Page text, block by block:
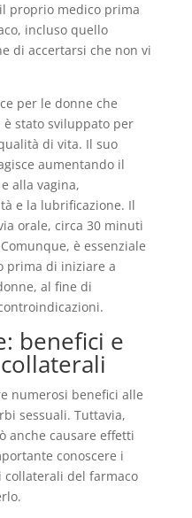
proprio medico prima
incluso quello
di accertarsi che non vi
per le donne che
stato sviluppato per
di vita. Il suo
aumentando il
alla vagina,
e la lubrificazione. Il
orale, circa 30 minuti
è essenziale
prima di iniziare a
al fine di
benefici e
numerosi benefici alle
sessuali. Tuttavia,
anche causare effetti
conoscere i
del farmaco